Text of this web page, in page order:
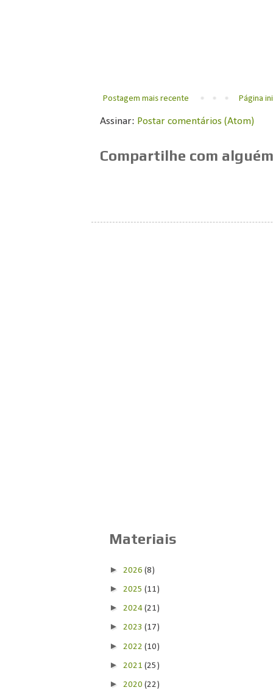
Postagem mais recente Página
Assinar: Postar comentários (Atom)
Compartilhe com
Materiais
► 2026(8)
► 2025(11)
► 2024(21)
► 2023(17)
► 2022(10)
► 2021(25)
► 2020(22)